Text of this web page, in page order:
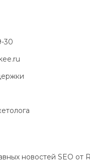
новостей SEO от
30